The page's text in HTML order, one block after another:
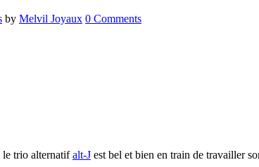
by Melvil Joyaux 0 Comments
le trio alternatifalt-J est bel et bien en train de travailler